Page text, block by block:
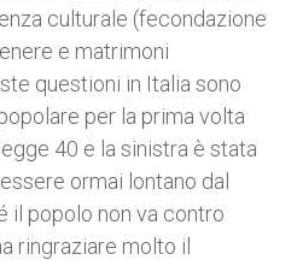
culturale (fecondazione
e matrimoni
questioni in Italia sono
per la prima volta
40 e la sinistra è stata
ormai lontano dal
il popolo non va contro
ringraziare molto il